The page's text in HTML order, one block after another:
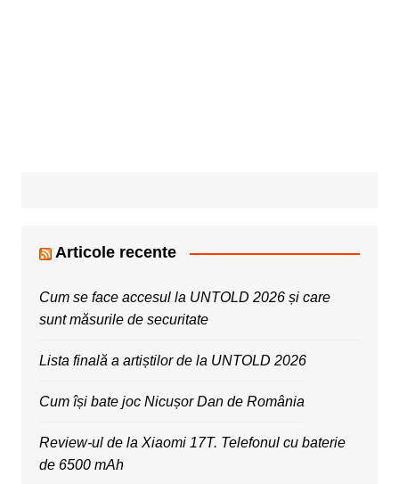
Articole recente
Cum se face accesul la UNTOLD 2026 și care
sunt măsurile de securitate
Lista finală a artiștilor de la UNTOLD 2026
Cum își bate joc Nicușor Dan de România
Review-ul de la Xiaomi 17T. Telefonul cu baterie
de 6500 mAh